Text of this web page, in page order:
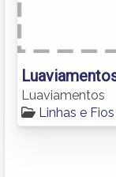
Luaviamentos
Linhas e